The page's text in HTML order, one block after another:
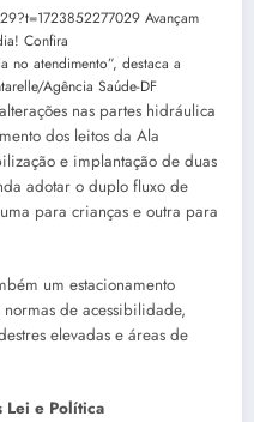
no atendimento”, destaca a
Agência Saúde-DF
nas partes hidráulica
dos leitos da Ala
e implantação de duas
adotar o duplo fluxo de
para crianças e outra para
um estacionamento
de acessibilidade,
elevadas e áreas de
Lei e Política